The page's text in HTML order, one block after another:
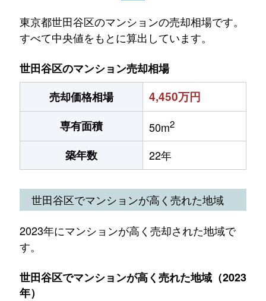
東京都世田谷区のマンションの売却相場です。
すべて中央値をもとに算出しています。
世田谷区のマンション売却相場
売却価格相場
4,450万円
専有面積 50m2
築年数 22年
世田谷区でマンションが高く売れた地域
2023年にマンションが高く売却された地域で
す。
世田谷区でマンションが高く売れた地域（2023
年）